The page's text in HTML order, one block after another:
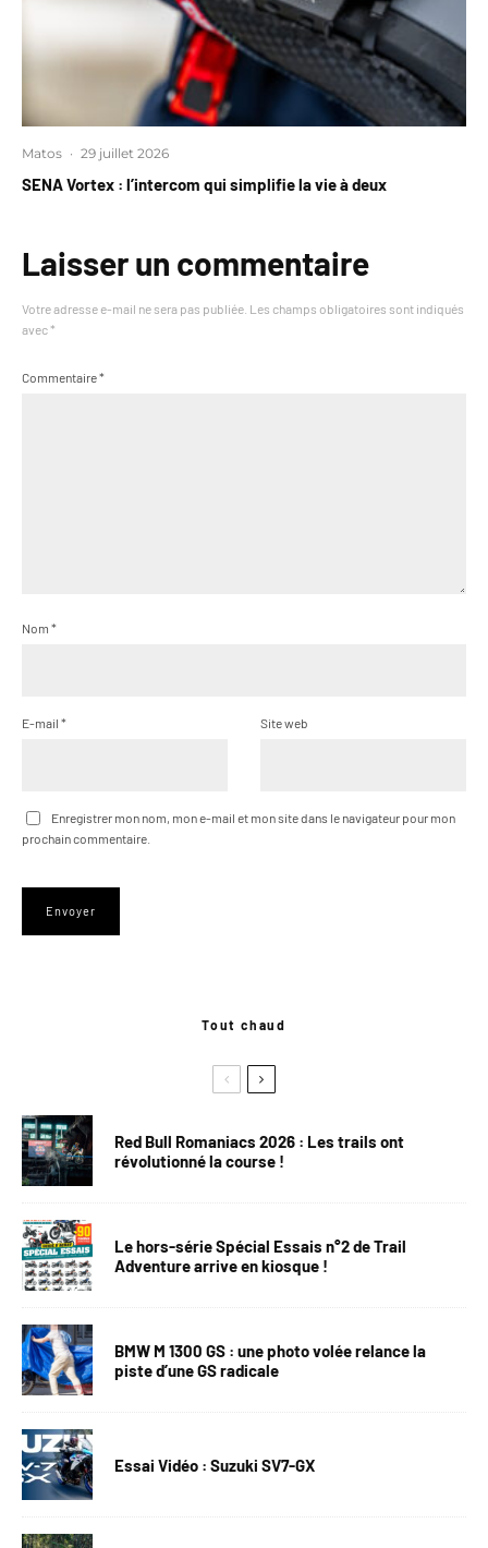
Matos · 29 juillet 2026
SENA Vortex : l’intercom qui simplifie la vie à deux
Laisser un commentaire
Votre adresse e-mail ne sera pas publiée. Les champs obligatoires sont indiqués
avec *
Commentaire*
Nom *
E-mail * Site web
Enregistrer mon nom, mon e-mail et mon site dans le navigateur pour mon
prochain commentaire.
Tout chaud
Red Bull Romaniacs 2026 : Les trails ont
révolutionné la course !
Le hors-série Spécial Essais n°2 de Trail
Adventure arrive en kiosque !
BMW M 1300 GS : une photo volée relance la
piste d’une GS radicale
Essai Vidéo : Suzuki SV7-GX